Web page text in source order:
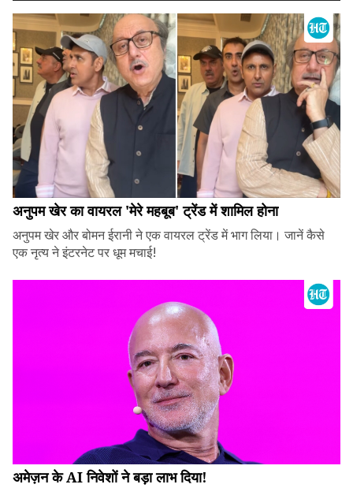
अनुपम खेर का वायरल 'मेरे महबूब' ट्रेंड में शामिल होना
अनुपम खेर और बोमन ईरानी ने एक वायरल ट्रेंड में भाग लिया। जानें कैसे
एक नृत्य ने इंटरनेट पर धूम मचाई!
अमेज़न के AI निवेशों ने बड़ा लाभ दिया!